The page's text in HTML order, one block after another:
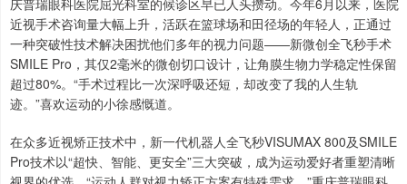
庆普瑞眼科医院屈光科室的候诊区早已人头攒动。今年6月以来，医院
近视手术咨询量大幅上升，活跃在篮球场和田径场的年轻人，正通过
一种突破性技术解决困扰他们多年的视力问题——新微创全飞秒手术
SMILE Pro，其仅2毫米的微创切口设计，让角膜生物力学稳定性保留
超过80%。“手术过程比一次深呼吸还短，却改变了我的人生轨
迹。”喜欢运动的小徐感慨道。
在众多近视矫正技术中，新一代机器人全飞秒VISUMAX 800及SMILE
Pro技术以“超快、智能、更安全”三大突破，成为运动爱好者重塑清晰